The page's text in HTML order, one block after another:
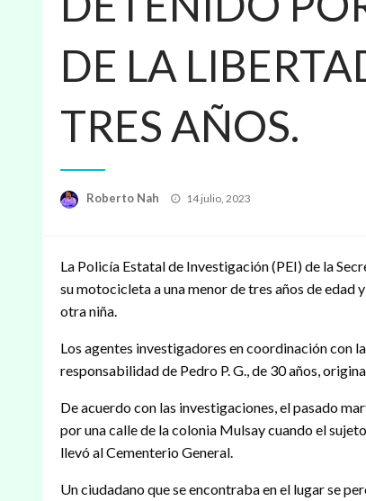
DE LA
TRES AÑOS.
Roberto Nah
Publicado
14 julio, 2023
La Policía Estatal de Investigación (PEI) de la
su motocicleta a una menor de tres años de edad
otra niña.
Los agentes investigadores en coordinación con
responsabilidad de Pedro P. G., de 30 años,
De acuerdo con las investigaciones, el pasado
por una calle de la colonia Mulsay cuando el
llevó al Cementerio General.
Un ciudadano que se encontraba en el lugar se